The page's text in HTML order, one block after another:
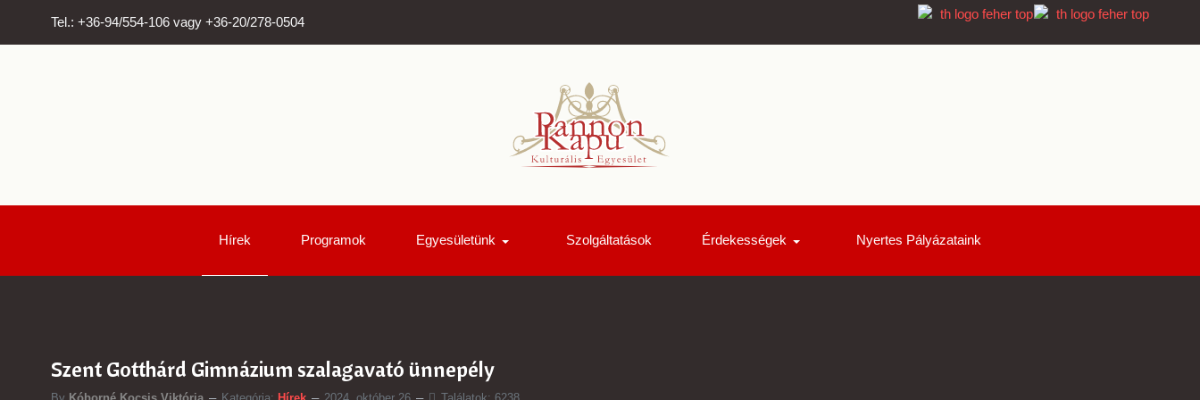
Tel.: +36-94/554-106 vagy +36-20/278-0504
Hírek Programok Egyesületünk Szolgáltatások Érdekességek Nyertes Pályázataink
Szent Gotthárd Gimnázium szalagavató ünnepély